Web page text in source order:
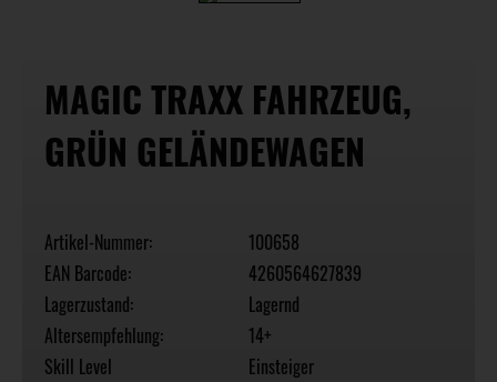
MAGIC TRAXX FAHRZEUG,
GRÜN GELÄNDEWAGEN
Artikel-Nummer:
100658
EAN Barcode:
4260564627839
Lagerzustand:
Lagernd
Altersempfehlung:
14+
Skill Level
Einsteiger